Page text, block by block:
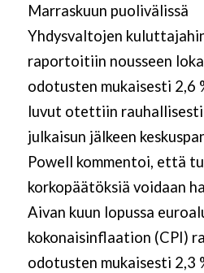
Marraskuun puolivälissä
Yhdysvaltojen
raportoitiin nousseen
odotusten mukaisesti 2,6
luvut otettiin rauhallisesti
julkaisun jälkeen
Powell kommentoi, että
korkopäätöksiä voidaan
Aivan kuun lopussa
kokonaisinflaation (CPI)
odotusten mukaisesti 2,3